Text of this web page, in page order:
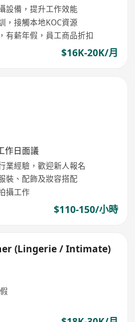
設備，提升工作效能
，接觸本地KOC資源
有薪年假，員工商品折扣
$16K-20K/月
作日面議
業經驗，歡迎新人報名
裝、配飾及妝容搭配
攝工作
$110-150/小時
(Lingerie / Intimate)